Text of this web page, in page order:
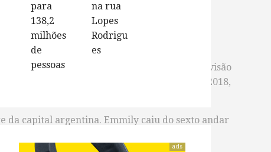
Aires, na Argentina, disse que não há previsão
cidade onde nasceu e viveu até o ano de 2018,
da capital argentina. Emmily caiu do sexto andar
para
138,2
milhões
de
pessoas
na rua
Lopes
Rodrigu
es
ads